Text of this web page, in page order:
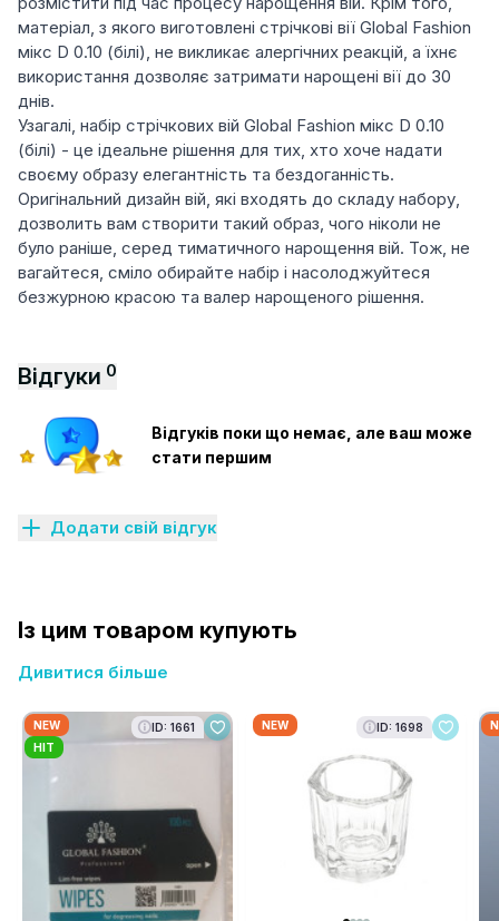
матеріал, з якого виготовлені стрічкові вії Global Fashion
мікс D 0.10 (білі), не викликає алергічних реакцій, а їхнє
використання дозволяє затримати нарощені вії до 30
днів.
Узагалі, набір стрічкових вій Global Fashion мікс D 0.10
(білі) - це ідеальне рішення для тих, хто хоче надати
своєму образу елегантність та бездоганність.
Оригінальний дизайн вій, які входять до складу набору,
дозволить вам створити такий образ, чого ніколи не
було раніше, серед тиматичного нарощення вій. Тож, не
вагайтеся, сміло обирайте набір і насолоджуйтеся
безжурною красою та валер нарощеного рішення.
Відгуки 0
Відгуків поки що немає, але ваш може
стати першим
Додати свій відгук
Із цим товаром купують
Дивитися більше
NEW
HIT
ID: 1661 NEW ID: 1698